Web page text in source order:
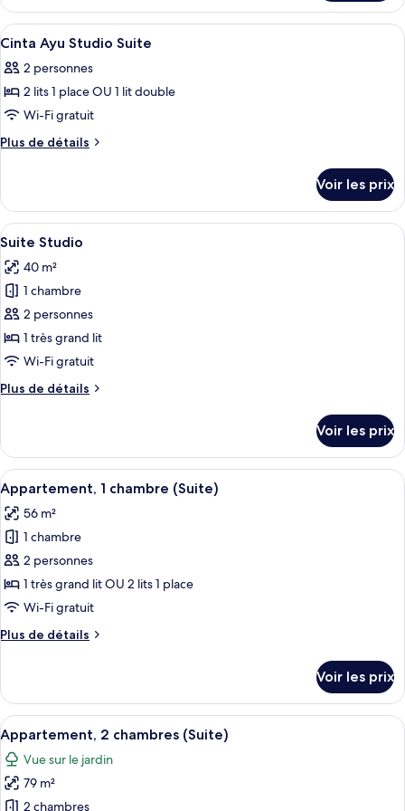
chambre :
Chambre
le
type
de
chambre
Chambre
Afficher
toutes
les
photos
pour
ce
chambre :
Cinta
Ayu
Studio
Suite
Coffres-forts dans les chambres,
6
Cinta Ayu Studio Suite
2 personnes
2 lits 1 place OU 1 lit double
Wi-Fi gratuit
Plus de détails
Plus
le
type
de
Cinta
Ayu
Suite
Voir les prix
Afficher
toutes
les
photos
pour
ce
type
chambre :
Une chambre d’hôtel avec un lit, un
5
Suite Studio
40 m²
1 chambre
2 personnes
1 très grand lit
Wi-Fi gratuit
Plus de détails
Plus
le
type
de
chambre
Suite
Studio
Voir les prix
Afficher
toutes
les
photos
pour
ce
type
chambre :
chambre
(Suite)
Une chambre d’hôtel équipée d’une
4
Appartement, 1 chambre (Suite)
56 m²
1 chambre
2 personnes
1 très grand lit OU 2 lits 1 place
Wi-Fi gratuit
Plus de détails
Plus
le
type
de
chambre
Appartement,
chambre
Voir les prix
Afficher
toutes
les
photos
Un salon avec un canapé, une table
5
Appartement, 2 chambres (Suite)
Vue sur le jardin
79 m²
2 chambres